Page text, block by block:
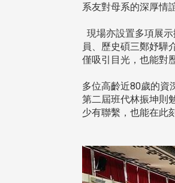
系友對母系的深厚情誼
現場亦設置多項展
員、歷史碩三鄭妤驊
僅吸引目光，也能對
多位高齡近80歲的資
第二屆班代林振坤則
少有聯繫，也能在此